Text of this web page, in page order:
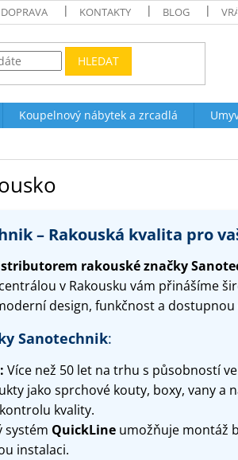
DOPRAVA KONTAKTY BLOG
HLEDAT
Koupelnový nábytek a zrcadlá
– Rakouská kvalita pro
rakouské značky
v Rakousku vám přinášíme
design, funkčnost a dostupnou
Sanotechnik:
Více než 50 let na trhu s působností
jako sprchové kouty, boxy, vany a
kvality.
systém QuickLine umožňuje montáž
instalaci.